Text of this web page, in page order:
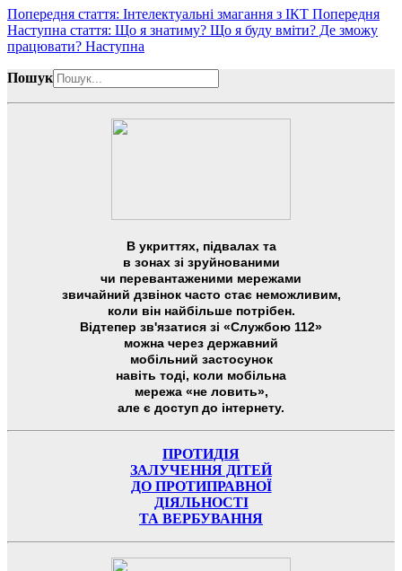
Попередня стаття: Інтелектуальні змагання з ІКТ Попередня
Наступна стаття: Що я знатиму? Що я буду вміти? Де зможу
працювати? Наступна
Пошук
В укриттях, підвалах та
в зонах зі зруйнованими
чи перевантаженими мережами
звичайний дзвінок часто стає неможливим,
коли він найбільше потрібен.
Відтепер зв'язатися зі «Службою 112»
можна через державний
мобільний застосунок
навіть тоді, коли мобільна
мережа «не ловить»,
але є доступ до інтернету.
ПРОТИДІЯ
ЗАЛУЧЕННЯ ДІТЕЙ
ДО ПРОТИПРАВНОЇ
ДІЯЛЬНОСТІ
ТА ВЕРБУВАННЯ